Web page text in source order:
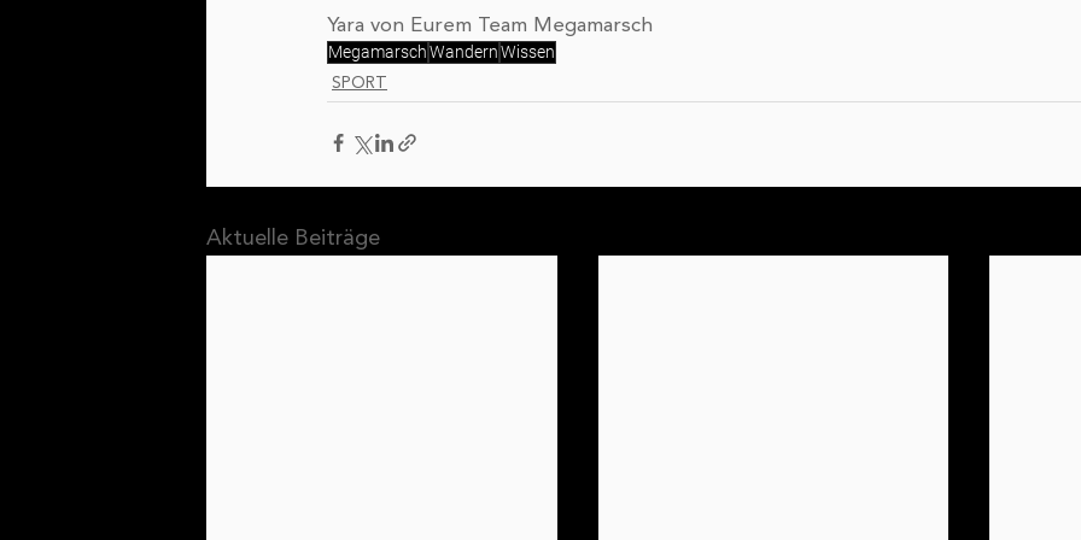
Yara von Eurem Team Megamarsch
MegamarschWandernWissen
SPORT
Aktuelle Beiträge